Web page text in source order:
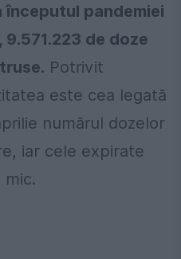
începutul pandemiei
9.571.223 de doze
Potrivit
este cea legată
numărul dozelor
iar cele expirate
mic.